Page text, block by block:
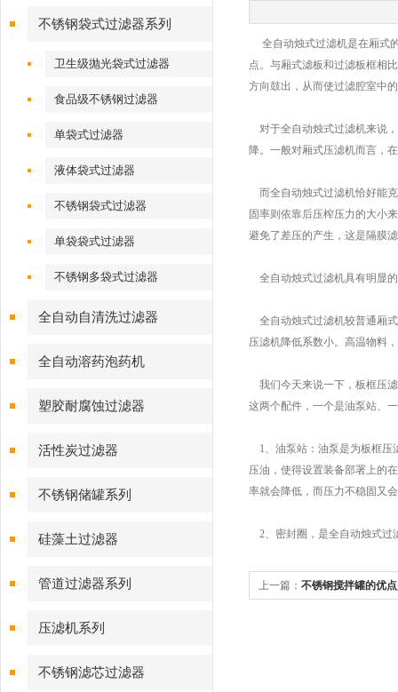
不锈钢袋式过滤器系列
卫生级抛光袋式过滤器
食品级不锈钢过滤器
单袋式过滤器
液体袋式过滤器
不锈钢袋式过滤器
单袋袋式过滤器
不锈钢多袋式过滤器
全自动自清洗过滤器
全自动溶药泡药机
塑胶耐腐蚀过滤器
活性炭过滤器
不锈钢储罐系列
硅藻土过滤器
管道过滤器系列
压滤机系列
不锈钢滤芯过滤器
全自动烛式过滤机是在厢式
点。与厢式滤板和过滤板框相
方向鼓出，从而使过滤腔室中
对于全自动烛式过滤机来说
降。一般对厢式压滤机而言，
而全自动烛式过滤机恰好能
固率则依靠后压榨压力的大小
避免了差压的产生，这是隔膜
全自动烛式过滤机具有明显
全自动烛式过滤机较普通厢
压滤机降低系数小。高温物料
我们今天来说一下，板框压
这两个配件，一个是油泵站、
1、油泵站：油泵是为板框压
压油，使得设置装备部署上的
率就会降低，而压力不稳固又
2、密封圈，是全自动烛式过
上一篇： 不锈钢搅拌罐的优